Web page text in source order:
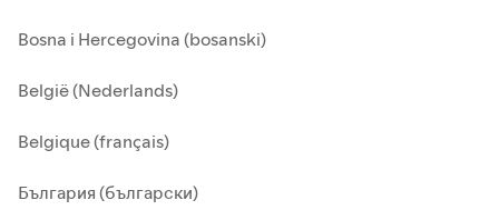
Bosna i Hercegovina (bosanski)
België (Nederlands)
Belgique (français)
България (български)